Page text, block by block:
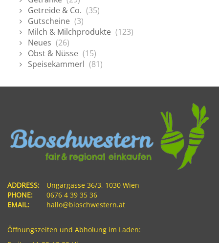
Getreide & Co. (35)
Gutscheine (3)
Milch & Milchprodukte (123)
Neues (26)
Obst & Nüsse (15)
Speisekammerl (81)
ADDRESS:
Ungargasse 36/3, 1030 Wien
PHONE:
0676 4 39 35 36
EMAIL:
hallo@bioschwestern.at
Öffnungszeiten und Abholung im Laden: